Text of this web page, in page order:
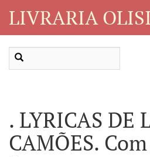
LIVRARIA
. LYRICAS DE
CAMÕES.